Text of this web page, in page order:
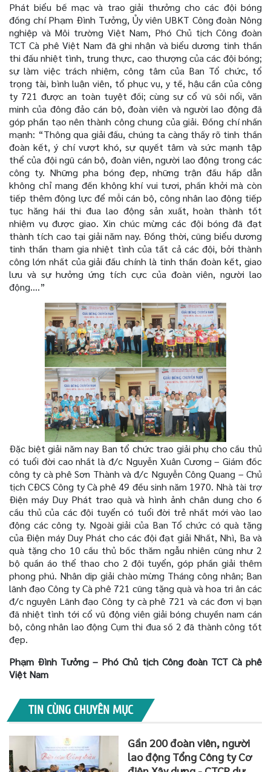
Phát biểu bế mạc và trao giải thưởng cho các đội bóng
đồng chí Phạm Đình Tưởng, Ủy viên UBKT Công đoàn Nông
nghiệp và Môi trường Việt Nam, Phó Chủ tịch Công đoàn
TCT Cà phê Việt Nam đã ghi nhận và biểu dương tinh thần
thi đấu nhiệt tình, trung thực, cao thượng của các đội bóng;
sự làm việc trách nhiệm, công tâm của Ban Tổ chức, tổ
trọng tài, bình luận viên, tổ phục vụ, y tế, hậu cần của công
ty 721 được an toàn tuyệt đối; cùng sự cổ vũ sôi nổi, văn
minh của đông đảo cán bộ, đoàn viên và người lao động đã
góp phần tạo nên thành công chung của giải. Đồng chí nhấn
mạnh: “Thông qua giải đấu, chúng ta càng thấy rõ tinh thần
đoàn kết, ý chí vượt khó, sự quyết tâm và sức mạnh tập
thể của đội ngũ cán bộ, đoàn viên, người lao động trong các
công ty. Những pha bóng đẹp, những trận đấu hấp dẫn
không chỉ mang đến không khí vui tươi, phấn khởi mà còn
tiếp thêm động lực để mỗi cán bộ, công nhân lao động tiếp
tục hăng hái thi đua lao động sản xuất, hoàn thành tốt
nhiệm vụ được giao. Xin chúc mừng các đội bóng đã đạt
thành tích cao tại giải năm nay. Đồng thời, cũng biểu dương
tinh thần tham gia nhiệt tình của tất cả các đội, bởi thành
công lớn nhất của giải đấu chính là tinh thần đoàn kết, giao
lưu và sự hưởng ứng tích cực của đoàn viên, người lao
động….”
Đặc biệt giải năm nay Ban tổ chức trao giải phụ cho cầu thủ
có tuổi đời cao nhất là đ/c Nguyễn Xuân Cương – Giám đốc
công ty cà phê Sơn Thành và đ/c Nguyễn Công Quang – Chủ
tịch CĐCS Công ty Cà phê 49 đều sinh năm 1970. Nhà tài trợ
Điện máy Duy Phát trao quà và hình ảnh chân dung cho 6
cầu thủ của các đội tuyển có tuổi đời trẻ nhất mới vào lao
động các công ty. Ngoài giải của Ban Tổ chức có quà tặng
của Điện máy Duy Phát cho các đội đạt giải Nhất, Nhì, Ba và
quà tặng cho 10 cầu thủ bốc thăm ngẫu nhiên cũng như 2
bộ quần áo thể thao cho 2 đội tuyển, góp phần giải thêm
phong phú. Nhân dịp giải chào mừng Tháng công nhân; Ban
lãnh đạo Công ty Cà phê 721 cũng tặng quà và hoa tri ân các
đ/c nguyên Lãnh đạo Công ty cà phê 721 và các đơn vị bạn
đã nhiệt tình tới cổ vũ động viên giải bóng chuyền nam cán
bộ, công nhân lao động Cụm thi đua số 2 đã thành công tốt
đẹp.
Phạm Đình Tưởng – Phó Chủ tịch Công đoàn TCT Cà phê
Việt Nam
TIN CÙNG CHUYÊN MỤC
Gần 200 đoàn viên, người
lao động Tổng Công ty Cơ